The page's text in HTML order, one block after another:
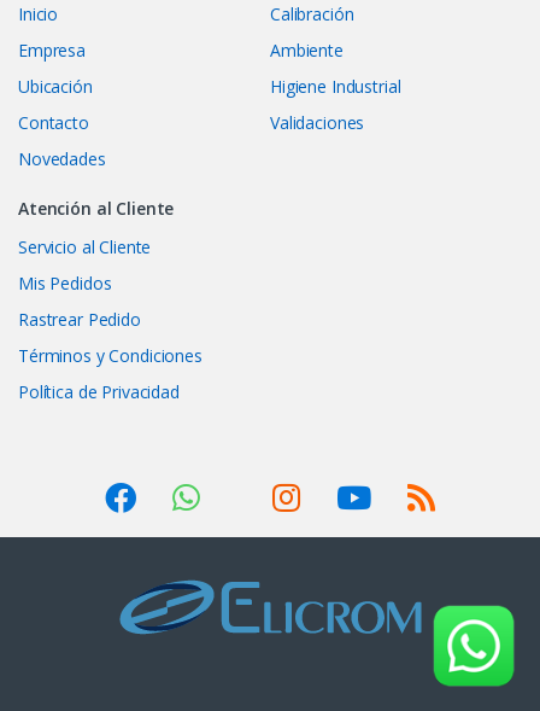
Inicio
Empresa
Ubicación
Contacto
Novedades
Calibración
Ambiente
Higiene Industrial
Validaciones
Atención al Cliente
Servicio al Cliente
Mis Pedidos
Rastrear Pedido
Términos y Condiciones
Política de Privacidad